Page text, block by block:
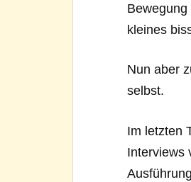
kleines
Nun aber
selbst.
Im letzten
Interviews